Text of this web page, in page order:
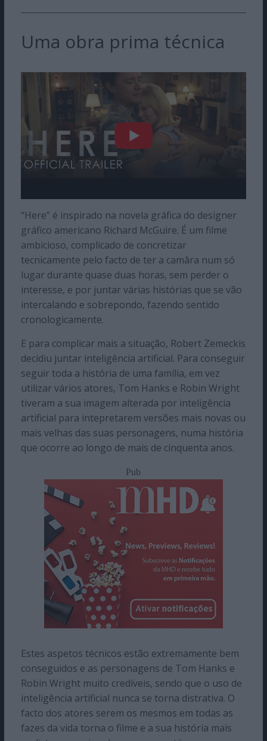
Uma obra prima técnica
“Here” é inspirado na novela gráfica do designer
gráfico americano Richard McGuire. É um filme
ambicioso, complicado de concretizar
tecnicamente pelo facto de ter a camâra num só
lugar durante quase duas horas, sem perder o
interesse, e por juntar várias histórias que se vão
intercalando e sobrepondo, fazendo sentido
cronologicamente.
E para complicar mais a situação, Robert Zemeckis
decidiu juntar inteligência artificial. Para conseguir
seguir toda a história de uma família, em vez
utilizar vários atores, Tom Hanks e Robin Wright
tiveram a sua imagem alterada por inteligência
artificial para intepretarem versões mais novas ou
mais velhas das suas personagens, numa história
que ocorre ao longo de mais de cinquenta anos.
Pub
Estes aspetos técnicos estão extremamente bem
conseguidos e as personagens de Tom Hanks e
Robin Wright muito credíveis, sendo que o uso de
inteligência artificial nunca se torna distrativa. O
facto dos atores serem os mesmos em todas as
fazes da vida torna o filme e a sua história mais